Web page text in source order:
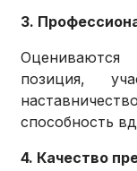
3.
позиция,
способность
4. Качество